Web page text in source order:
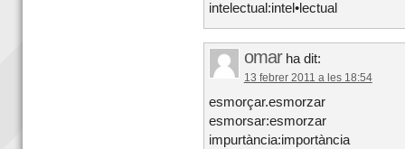
intelectual:intel•lectual
omar ha dit:
13 febrer 2011 a les 18:54
esmorçar.esmorzar
esmorsar:esmorzar
impurtància:importància